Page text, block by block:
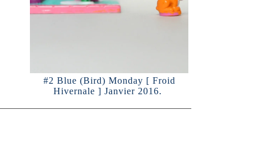
#2 Blue (Bird) Monday [ Froid
Hivernale ] Janvier 2016.